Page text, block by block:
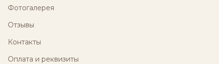
Фотогалерея
Отзывы
Контакты
Оплата и реквизиты